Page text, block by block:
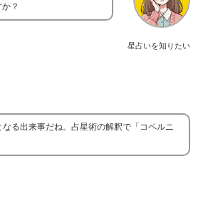
星占いを知りたい
？
る出来事だね。占星術の解釈で「コペルニ